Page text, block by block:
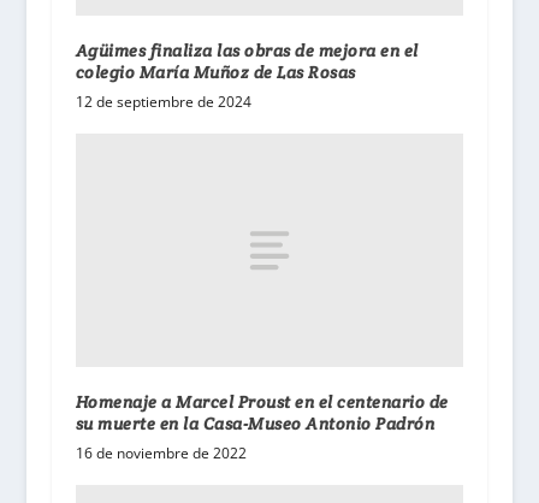
Agüimes finaliza las obras de mejora en el
colegio María Muñoz de Las Rosas
12 de septiembre de 2024
Homenaje a Marcel Proust en el centenario de
su muerte en la Casa-Museo Antonio Padrón
16 de noviembre de 2022